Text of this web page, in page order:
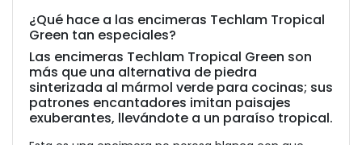
¿Qué hace a las encimeras Techlam Tropical
Green tan especiales?
Las encimeras Techlam Tropical Green son
más que una alternativa de piedra
sinterizada al mármol verde para cocinas; sus
patrones encantadores imitan paisajes
exuberantes, llevándote a un paraíso tropical.